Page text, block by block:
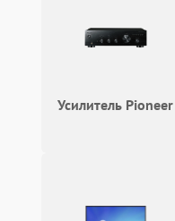
Поломка системы
защиты от перегрева
Усилитель Pioneer